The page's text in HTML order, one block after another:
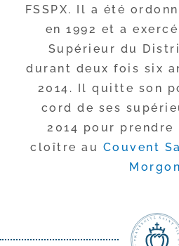
FSSPX. Il a été
en 1992 et a
Supérieur du
durant deux fois six
2014. Il quitte son
cord de ses
2014 pour prendre
cloître au Couvent
Morgon